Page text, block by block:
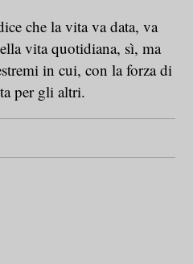
che la vita va data, va
vita quotidiana, sì, ma
in cui, con la forza di
per gli altri.